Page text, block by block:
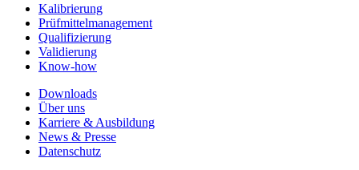
Kalibrierung
Prüfmittelmanagement
Qualifizierung
Validierung
Know-how
Downloads
Über uns
Karriere & Ausbildung
News & Presse
Datenschutz